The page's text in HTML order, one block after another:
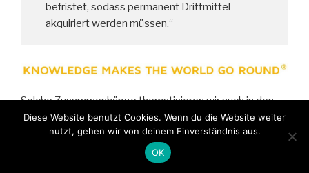
befristet, sodass permanent Drittmittel
akquiriert werden müssen.“
Solche Zusammenhänge thematisieren wir auch in den
von uns entwickelten Blended Learning Lehrgängen
Projektmanager/in (IHK) und Projektmanager/in AGIL
(IHK). Informationen dazu, und zu aktuellen Terminen,
Lernplattform
Diese Website benutzt Cookies. Wenn du die Website weiter
nutzt, gehen wir von deinem Einverständnis aus.
OK